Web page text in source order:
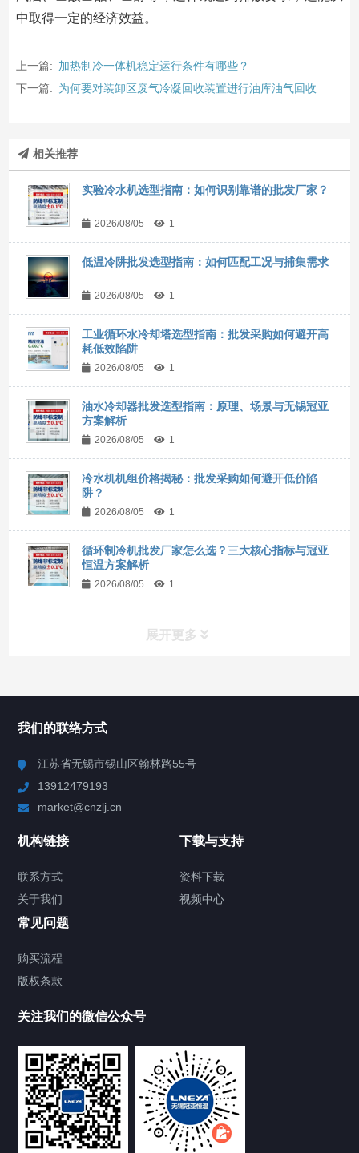
中取得一定的经济效益。
上一篇: 加热制冷一体机稳定运行条件有哪些？
下一篇: 为何要对装卸区废气冷凝回收装置进行油库油气回收
相关推荐
实验冷水机选型指南：如何识别靠谱的批发厂家？
2026/08/05 1
低温冷阱批发选型指南：如何匹配工况与捕集需求
2026/08/05 1
工业循环水冷却塔选型指南：批发采购如何避开高
耗低效陷阱
2026/08/05 1
油水冷却器批发选型指南：原理、场景与无锡冠亚
方案解析
2026/08/05 1
冷水机机组价格揭秘：批发采购如何避开低价陷
阱？
2026/08/05 1
循环制冷机批发厂家怎么选？三大核心指标与冠亚
恒温方案解析
2026/08/05 1
展开更多
Chiller高精度制冷循环器
TCU温度控制单元
Chiller气体控温系统
Chamber试验箱
FREEZER低温箱
我们的联络方式
江苏省无锡市锡山区翰林路55号
13912479193
market@cnzlj.cn
机构链接
联系方式
关于我们
下载与支持
资料下载
视频中心
常见问题
购买流程
版权条款
关注我们的微信公众号